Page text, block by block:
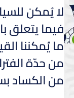
لا يُمكن
فيما يتعلق
ما يُمكننا
من حدّة
من الكساد